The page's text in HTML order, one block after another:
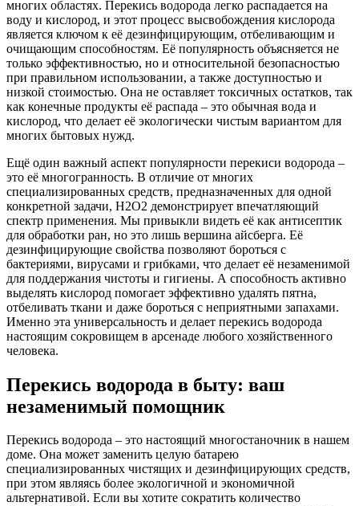
многих областях. Перекись водорода легко распадается на
воду и кислород, и этот процесс высвобождения кислорода
является ключом к её дезинфицирующим, отбеливающим и
очищающим способностям. Её популярность объясняется не
только эффективностью, но и относительной безопасностью
при правильном использовании, а также доступностью и
низкой стоимостью. Она не оставляет токсичных остатков, так
как конечные продукты её распада – это обычная вода и
кислород, что делает её экологически чистым вариантом для
многих бытовых нужд.
Ещё один важный аспект популярности перекиси водорода –
это её многогранность. В отличие от многих
специализированных средств, предназначенных для одной
конкретной задачи, H2O2 демонстрирует впечатляющий
спектр применения. Мы привыкли видеть её как антисептик
для обработки ран, но это лишь вершина айсберга. Её
дезинфицирующие свойства позволяют бороться с
бактериями, вирусами и грибками, что делает её незаменимой
для поддержания чистоты и гигиены. А способность активно
выделять кислород помогает эффективно удалять пятна,
отбеливать ткани и даже бороться с неприятными запахами.
Именно эта универсальность и делает перекись водорода
настоящим сокровищем в арсенаде любого хозяйственного
человека.
Перекись водорода в быту: ваш
незаменимый помощник
Перекись водорода – это настоящий многостаночник в нашем
доме. Она может заменить целую батарею
специализированных чистящих и дезинфицирующих средств,
при этом являясь более экологичной и экономичной
альтернативой. Если вы хотите сократить количество